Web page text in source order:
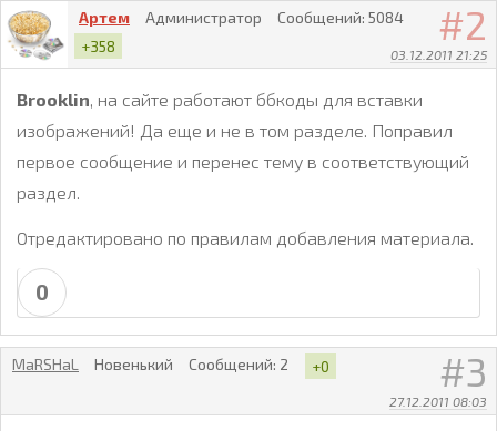
2
03.12.2011 21:25
Артем Администратор Сообщений: 5084
+358
Brooklin, на сайте работают ббкоды для вставки
изображений! Да еще и не в том разделе. Поправил
первое сообщение и перенес тему в соответствующий
раздел.
Отредактировано по правилам добавления материала.
0
3
27.12.2011 08:03
MaRSHaL Новенький Сообщений: 2 +0